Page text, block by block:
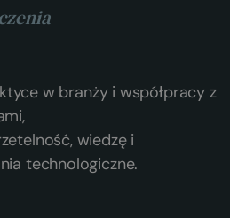
w branży i współpracy z
wiedzę i
technologiczne.